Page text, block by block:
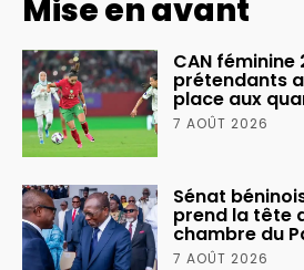
Mise en avant
CAN féminine
prétendants
place aux
7 AOÛT 2026
Sénat
prend la tête
chambre du
7 AOÛT 2026